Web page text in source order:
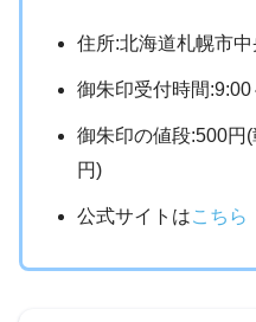
住所:北海道札幌市
御朱印受付時間
御朱印の値段:500円
円)
公式サイトはこちら